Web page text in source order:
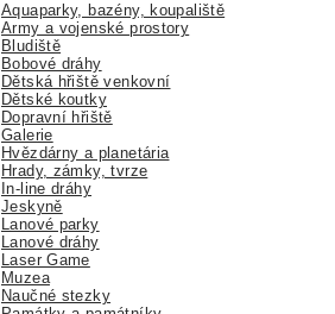
Aquaparky, bazény, koupaliště
Army a vojenské prostory
Bludiště
Bobové dráhy
Dětská hřiště venkovní
Dětské koutky
Dopravní hřiště
Galerie
Hvězdárny a planetária
Hrady, zámky, tvrze
In-line dráhy
Jeskyně
Lanové parky
Lanové dráhy
Laser Game
Muzea
Naučné stezky